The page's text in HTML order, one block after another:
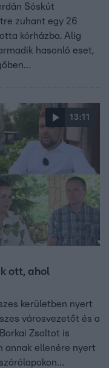
Sóskút
zuhant egy 26
kórházba. Alig
hasonló eset,
ilyen fiatal pilóta
a pilóták képzése?
biztonsági
13:11
ott, ahol
kerületben nyert
városvezetőt és a
Zsoltot is
annak ellenére nyert